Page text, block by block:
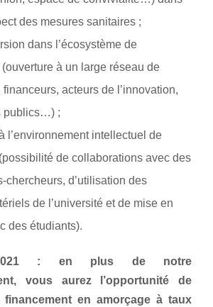
des mesures sanitaires ;
dans l’écosystème de
(ouverture à un large réseau de
financeurs, acteurs de l’innovation,
publics…) ;
l’environnement intellectuel de
(possibilité de collaborations avec des
chercheurs, d’utilisation des
de l’université et de mise en
des étudiants).
2021 : en plus de notre
vous aurez l’opportunité de
financement en amorçage à taux